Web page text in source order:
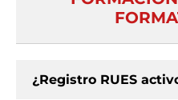
¿Registro RUES